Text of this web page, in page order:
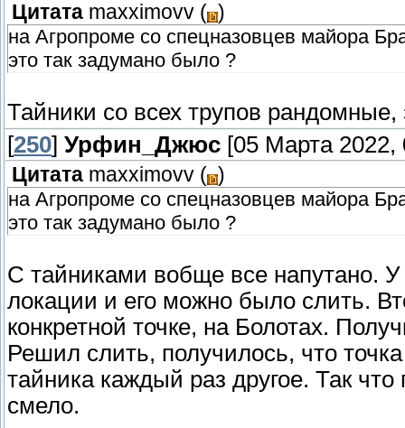
Цитата maxximovv ( )
на Агропроме со спецназовцев майора
это так задумано было ?
Тайники со всех трупов рандомные,
[250] Урфин_Джюс [05 Марта 2022,
Цитата maxximovv ( )
на Агропроме со спецназовцев майора
это так задумано было ?
С тайниками вобще все напутано.
локации и его можно было слить.
конкретной точке, на Болотах.
Решил слить, получилось, что
тайника каждый раз другое. Так
смело.